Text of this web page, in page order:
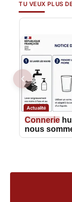
TU VEUX PLUS
Actualité
Connerie
nous